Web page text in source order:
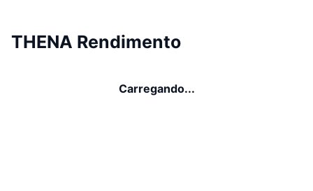
THENA Rendimento
Carregando...